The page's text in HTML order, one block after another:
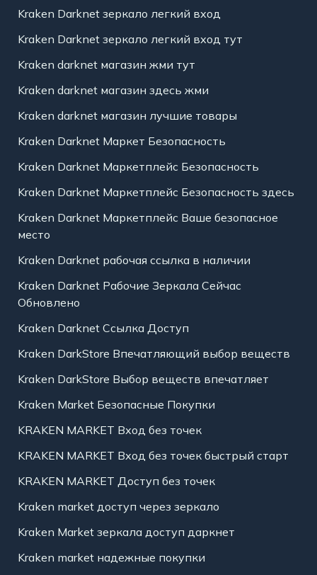
Kraken Darknet зеркало легкий вход
Kraken Darknet зеркало легкий вход тут
Kraken darknet магазин жми тут
Kraken darknet магазин здесь жми
Kraken darknet магазин лучшие товары
Kraken Darknet Маркет Безопасность
Kraken Darknet Маркетплейс Безопасность
Kraken Darknet Маркетплейс Безопасность здесь
Kraken Darknet Маркетплейс Ваше безопасное
место
Kraken Darknet рабочая ссылка в наличии
Kraken Darknet Рабочие Зеркала Сейчас
Обновлено
Kraken Darknet Ссылка Доступ
Kraken DarkStore Впечатляющий выбор веществ
Kraken DarkStore Выбор веществ впечатляет
Kraken Market Безопасные Покупки
KRAKEN MARKET Вход без точек
KRAKEN MARKET Вход без точек быстрый старт
KRAKEN MARKET Доступ без точек
Kraken market доступ через зеркало
Kraken Market зеркала доступ даркнет
Kraken market надежные покупки